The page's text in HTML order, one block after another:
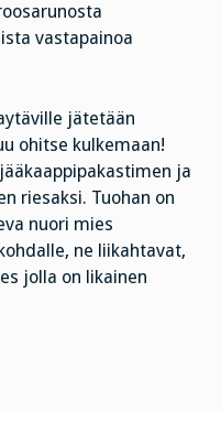
vastapainoa
jätetään
ohitse kulkemaan!
ja
riesaksi. Tuohan on
nuori mies
ne liikahtavat,
jolla on likainen